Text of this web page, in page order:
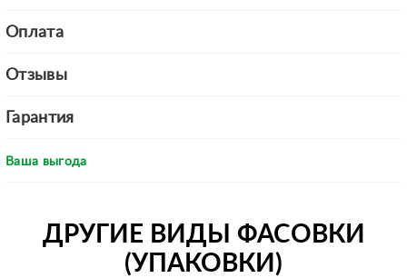
Оплата
Отзывы
Гарантия
Ваша выгода
ДРУГИЕ ВИДЫ ФАСОВКИ
(УПАКОВКИ)